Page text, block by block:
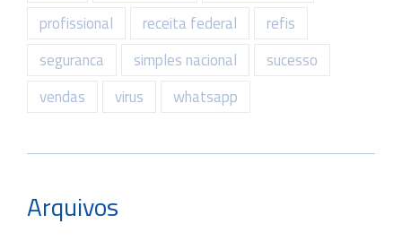
profissional
receita federal
refis
seguranca
simples nacional
sucesso
vendas
virus whatsapp
Arquivos